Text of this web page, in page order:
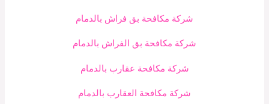
شركة مكافحة بق فراش بالدمام
شركة مكافحة بق الفراش بالدمام
شركة مكافحة عقارب بالدمام
شركة مكافحة العقارب بالدمام